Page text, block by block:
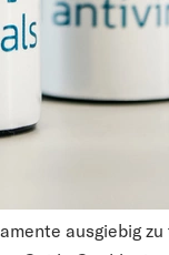
ausgiebig